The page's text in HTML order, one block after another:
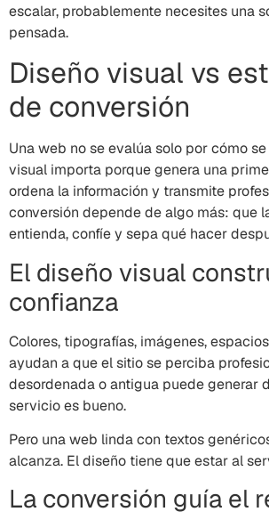
escalar, probablemente necesites una
pensada.
Diseño visual vs
de conversión
Una web no se evalúa solo por cómo
visual importa porque genera una
ordena la información y transmite
conversión depende de algo más: que
entienda, confíe y sepa qué hacer
El diseño visual
confianza
Colores, tipografías, imágenes,
ayudan a que el sitio se perciba
desordenada o antigua puede generar
servicio es bueno.
Pero una web linda con textos
alcanza. El diseño tiene que estar al
La conversión guía el